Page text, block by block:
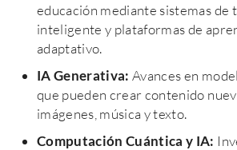
educación mediante sistemas de
inteligente y plataformas de
adaptativo.
IA Generativa: Avances en
que pueden crear contenido
imágenes, música y texto.
Computación Cuántica y IA: